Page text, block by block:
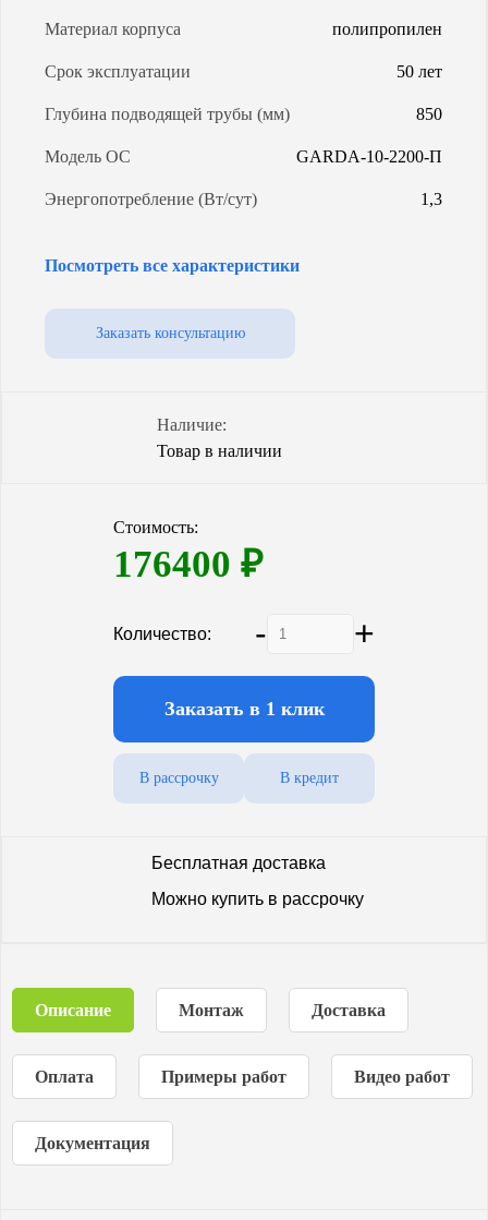
Материал корпуса полипропилен
Срок эксплуатации 50 лет
Глубина подводящей трубы (мм) 850
Модель ОС GARDA-10-2200-П
Энергопотребление (Вт/сут) 1,3
Количество насосов
Гарантия (от производителя)
Посмотреть все характеристики
Заказать консультацию
Наличие:
Товар в наличии
Стоимость:
176400 ₽
Количество: - +
Заказать в 1 клик
В рассрочку В кредит
Бесплатная доставка
Можно купить в рассрочку
Описание Монтаж Доставка
Оплата Примеры работ Видео работ
Документация